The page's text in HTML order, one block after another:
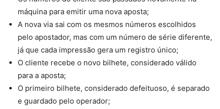
máquina para emitir uma nova aposta;
A nova via sai com os mesmos números escolhidos
pelo apostador, mas com um número de série diferente,
já que cada impressão gera um registro único;
O cliente recebe o novo bilhete, considerado válido
para a aposta;
O primeiro bilhete, considerado defeituoso, é separado
e guardado pelo operador;